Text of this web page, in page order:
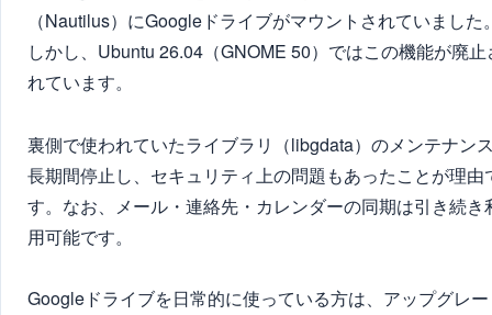
（Nautilus）にGoogleドライブがマウントされていました
しかし、Ubuntu 26.04（GNOME 50）ではこの機能が廃止
れています。
裏側で使われていたライブラリ（libgdata）のメンテナン
長期間停止し、セキュリティ上の問題もあったことが理由
す。なお、メール・連絡先・カレンダーの同期は引き続き
用可能です。
Googleドライブを日常的に使っている方は、アップグレ